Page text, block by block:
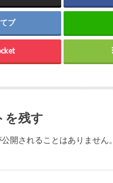
ブ
を残す
開されることはありません。